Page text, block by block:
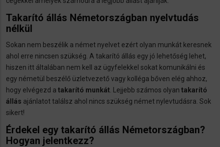
Takarító állás Németországban nyelvtudás
nélkül
Sokan nem beszélik a német nyelvet ezért olyan munkát keresnek
ahol erre nincsen szükség. A takarító állás egy jó lehetőség lehet,
hiszen itt általában nem kell az ügyfelekkel sokat komunikálni és
egy németül beszélő üzletvezető vagy kolléga bőven elég ahhoz,
hogy elvégezd a takarító munkát. Lejjebb számos olyan takarító
állás ajánlatot találsz ahol nincs szükség német nylevtudásra. Sok
sikert!
Érdekel egy takarító állás Németországban?
Hogyan jelentkezz?